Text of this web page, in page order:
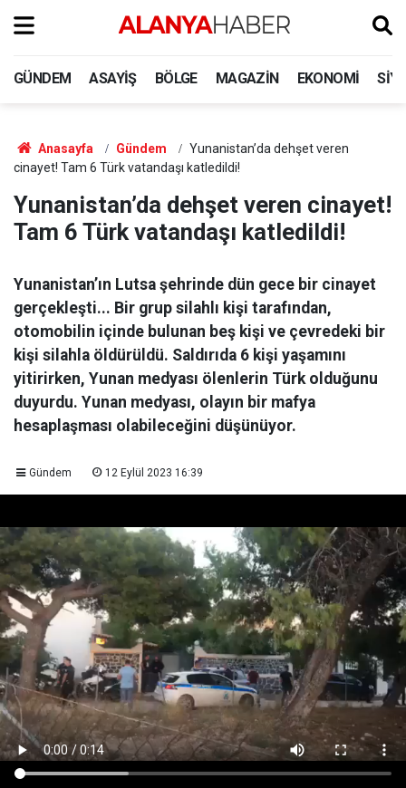
GÜNDEM ASAYIŞ BÖLGE MAGAZIN EKONOMI
Anasayfa Gündem
Yunanistan’da dehşet veren
cinayet! Tam 6 Türk vatandaşı katledildi!
Yunanistan’da dehşet veren cinayet!
Tam 6 Türk vatandaşı katledildi!
Yunanistan’ın Lutsa şehrinde dün gece bir cinayet
gerçekleşti... Bir grup silahlı kişi tarafından,
otomobilin içinde bulunan beş kişi ve çevredeki bir
kişi silahla öldürüldü. Saldırıda 6 kişi yaşamını
yitirirken, Yunan medyası ölenlerin Türk olduğunu
duyurdu. Yunan medyası, olayın bir mafya
hesaplaşması olabileceğini düşünüyor.
Gündem 12 Eylül 2023 16:39